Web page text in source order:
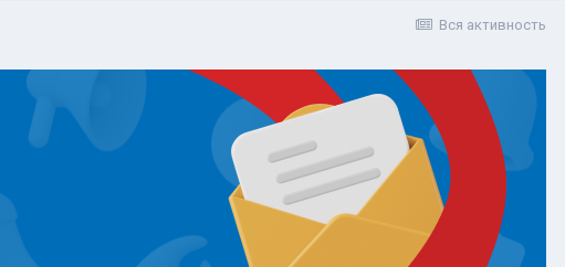
Вся активность